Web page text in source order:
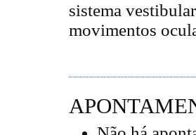
sistema
movimentos